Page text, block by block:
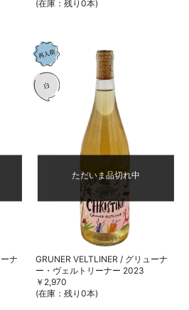
(在庫：残り0本)
ナ
ただいま品切れ中
GRUNER VELTLINER / グリューナ
ー・ヴェルトリーナー 2023
￥2,970
(在庫：残り0本)